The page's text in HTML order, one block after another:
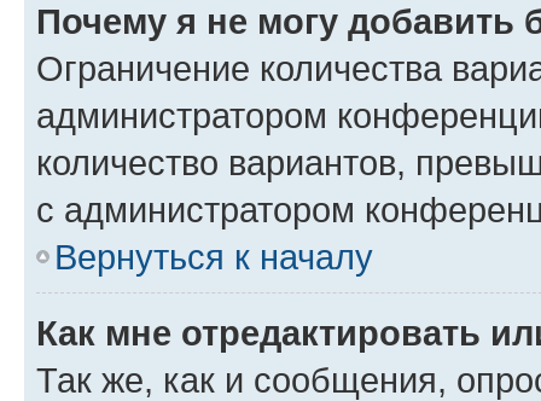
Почему я не могу добавить
Ограничение количества
администратором
количество вариантов,
с администратором
Вернуться к началу
Как мне отредактировать
Так же, как и сообщения,